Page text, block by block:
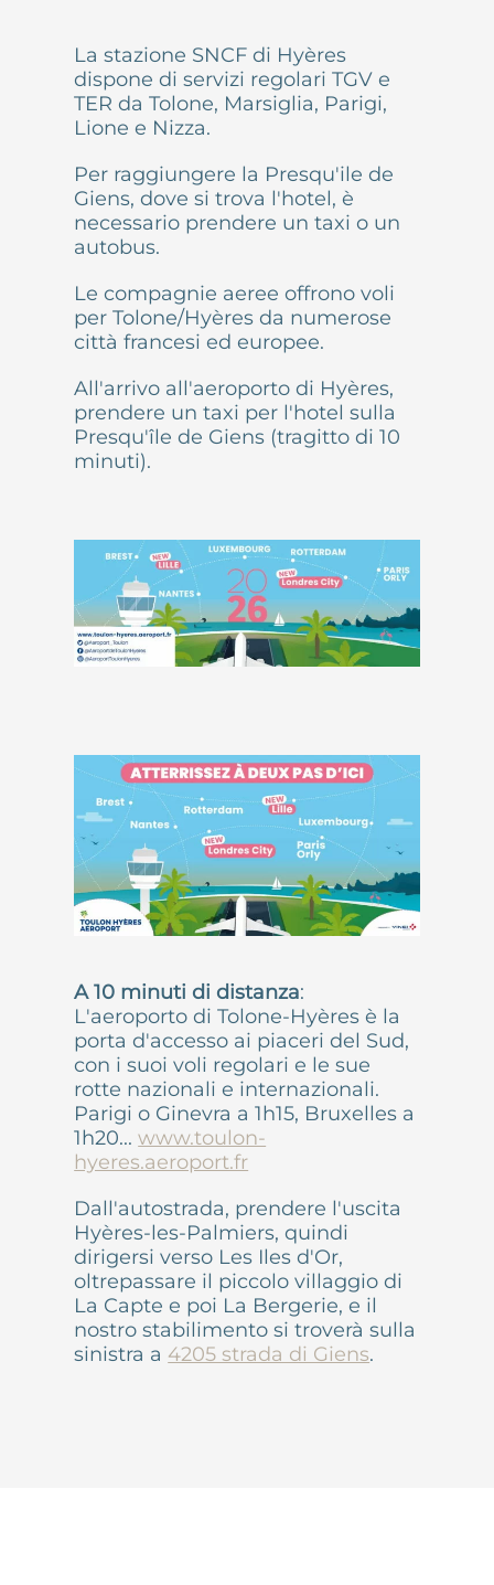
La stazione SNCF di Hyères
dispone di servizi regolari TGV e
TER da Tolone, Marsiglia, Parigi,
Lione e Nizza.
Per raggiungere la Presqu'ile de
Giens, dove si trova l'hotel, è
necessario prendere un taxi o un
autobus.
Le compagnie aeree offrono voli
per Tolone/Hyères da numerose
città francesi ed europee.
All'arrivo all'aeroporto di Hyères,
prendere un taxi per l'hotel sulla
Presqu'île de Giens (tragitto di 10
minuti).
A 10 minuti di distanza:
L'aeroporto di Tolone-Hyères è la
porta d'accesso ai piaceri del Sud,
con i suoi voli regolari e le sue
rotte nazionali e internazionali.
Parigi o Ginevra a 1h15, Bruxelles a
1h20...www.toulon-
hyeres.aeroport.fr
Dall'autostrada, prendere l'uscita
Hyères-les-Palmiers, quindi
dirigersi verso Les Iles d'Or,
oltrepassare il piccolo villaggio di
La Capte e poi La Bergerie, e il
nostro stabilimento si troverà sulla
sinistra a 4205 strada di Giens.